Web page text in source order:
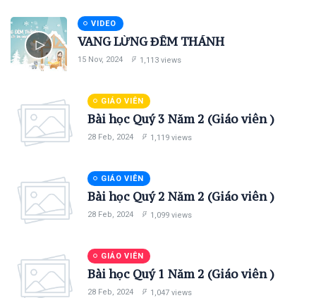
VIDEO
VANG LỪNG ĐÊM THÁNH
15 Nov, 2024 1,113 views
GIÁO VIÊN
Bài học Quý 3 Năm 2 (Giáo viên )
28 Feb, 2024 1,119 views
GIÁO VIÊN
Bài học Quý 2 Năm 2 (Giáo viên )
28 Feb, 2024 1,099 views
GIÁO VIÊN
Bài học Quý 1 Năm 2 (Giáo viên )
28 Feb, 2024 1,047 views